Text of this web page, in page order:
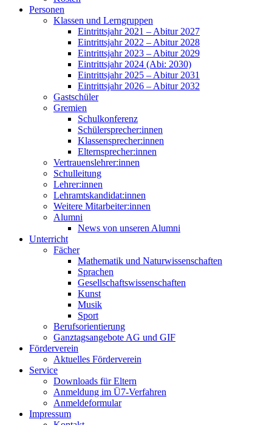
Personen
Klassen und Lerngruppen
Eintrittsjahr 2021 – Abitur 2027
Eintrittsjahr 2022 – Abitur 2028
Eintrittsjahr 2023 – Abitur 2029
Eintrittsjahr 2024 (Abi: 2030)
Eintrittsjahr 2025 – Abitur 2031
Eintrittsjahr 2026 – Abitur 2032
Gastschüler
Gremien
Schulkonferenz
Schülersprecher:innen
Klassensprecher:innen
Elternsprecher:innen
Vertrauenslehrer:innen
Schulleitung
Lehrer:innen
Lehramtskandidat:innen
Weitere Mitarbeiter:innen
Alumni
News von unseren Alumni
Unterricht
Fächer
Mathematik und Naturwissenschaften
Sprachen
Gesellschaftswissenschaften
Kunst
Musik
Sport
Berufsorientierung
Ganztagsangebote AG und GIF
Förderverein
Aktuelles Förderverein
Service
Downloads für Eltern
Anmeldung im Ü7-Verfahren
Anmeldeformular
Impressum